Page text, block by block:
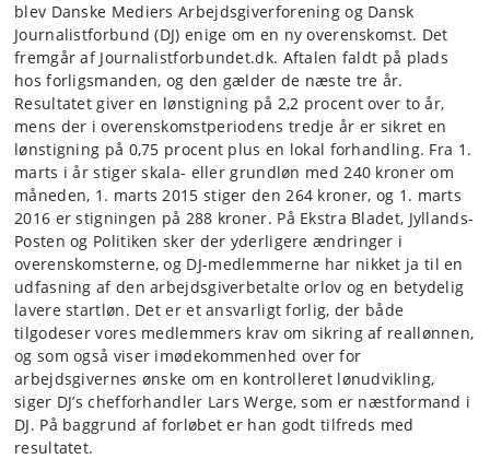
blev Danske Mediers Arbejdsgiverforening og Dansk
Journalistforbund (DJ) enige om en ny overenskomst. Det
fremgår af Journalistforbundet.dk. Aftalen faldt på plads
hos forligsmanden, og den gælder de næste tre år.
Resultatet giver en lønstigning på 2,2 procent over to år,
mens der i overenskomstperiodens tredje år er sikret en
lønstigning på 0,75 procent plus en lokal forhandling. Fra 1.
marts i år stiger skala- eller grundløn med 240 kroner om
måneden, 1. marts 2015 stiger den 264 kroner, og 1. marts
2016 er stigningen på 288 kroner. På Ekstra Bladet, Jyllands-
Posten og Politiken sker der yderligere ændringer i
overenskomsterne, og DJ-medlemmerne har nikket ja til en
udfasning af den arbejdsgiverbetalte orlov og en betydelig
lavere startløn. Det er et ansvarligt forlig, der både
tilgodeser vores medlemmers krav om sikring af reallønnen,
og som også viser imødekommenhed over for
arbejdsgivernes ønske om en kontrolleret lønudvikling,
siger DJ’s chefforhandler Lars Werge, som er næstformand i
DJ. På baggrund af forløbet er han godt tilfreds med
resultatet.